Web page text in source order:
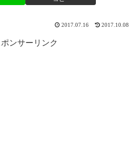
2017.07.16 2017.10.08
ポンサーリンク